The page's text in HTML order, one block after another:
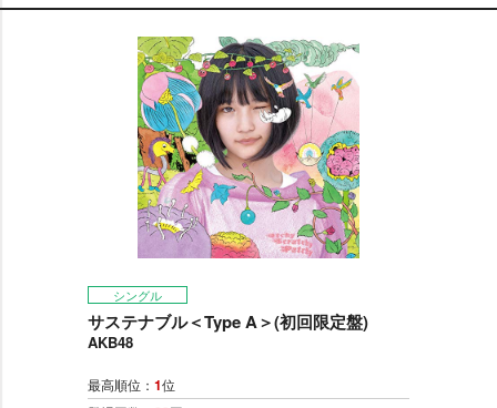
t
シングル
サステナブル＜Type A＞(初回限定盤)
AKB48
最高順位： 1位